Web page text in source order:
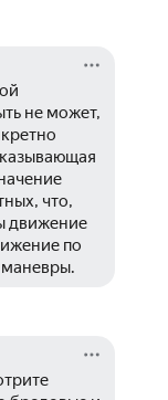
не может,
что,
движение
по